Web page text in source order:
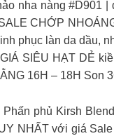
nha nàng #D901
CHỚP
phục làn da dầu,
SIÊU HẠT DẺ
16H – 18H
phủ Kirsh
NHẤT với giá